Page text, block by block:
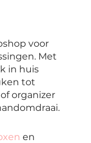
voor
Met
in huis
tot
organizer
en